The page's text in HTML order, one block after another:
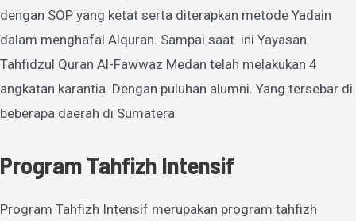
dengan SOP yang ketat serta diterapkan metode Yadain
dalam menghafal Alquran. Sampai saat ini Yayasan
Tahfidzul Quran Al-Fawwaz Medan telah melakukan 4
angkatan karantia. Dengan puluhan alumni. Yang tersebar di
beberapa daerah di Sumatera
Program Tahfizh Intensif
Program Tahfizh Intensif merupakan program tahfizh